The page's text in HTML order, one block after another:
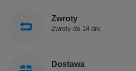
Zwroty
Zwroty do 14 dni
Dostawa